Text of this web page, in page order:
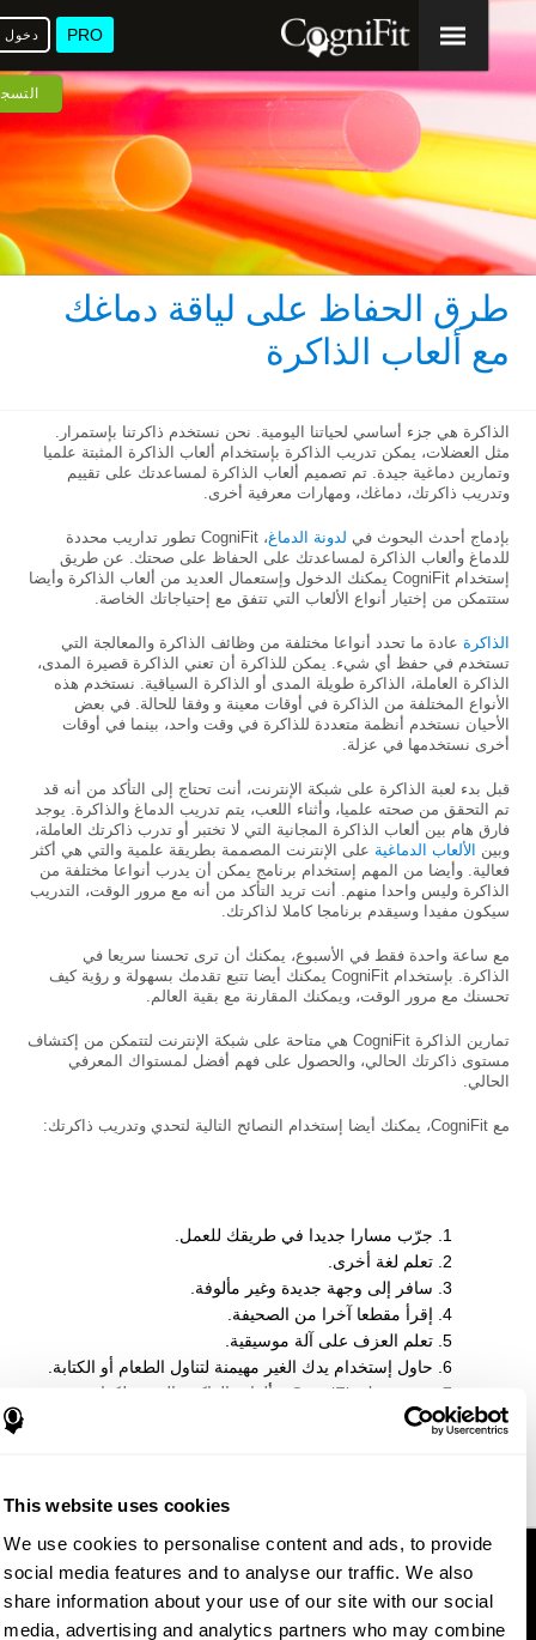
This website uses cookies
We use cookies to personalise content and ads, to provide
social media features and to analyse our traffic. We also
share information about your use of our site with our social
media, advertising and analytics partners who may combine
PRO دخول
التسجيل
طرق الحفاظ على لياقة دماغك
مع ألعاب الذاكرة
الذاكرة هي جزء أساسي لحياتنا اليومية. نحن نستخدم ذاكرتنا بإستمرار.
مثل العضلات، يمكن تدريب الذاكرة بإستخدام ألعاب الذاكرة المثبتة علميا
وتمارين دماغية جيدة. تم تصميم ألعاب الذاكرة لمساعدتك على تقييم
وتدريب ذاكرتك، دماغك، ومهارات معرفية أخرى.
بإدماج أحدث البحوث فيلدونة الدماغ
، CogniFit تطور تداريب محددة
للدماغ وألعاب الذاكرة لمساعدتك على الحفاظ على صحتك. عن طريق
إستخدام CogniFit يمكنك الدخول وإستعمال العديد من ألعاب الذاكرة وأيضا
ستتمكن من إختيار أنواع الألعاب التي تتفق مع إحتياجاتك الخاصة.
الذاكرةعادة ما تحدد أنواعا مختلفة من وظائف الذاكرة والمعالجة التي
تستخدم في حفظ أي شيء. يمكن للذاكرة أن تعني الذاكرة قصيرة المدى،
الذاكرة العاملة، الذاكرة طويلة المدى أو الذاكرة السياقية. نستخدم هذه
الأنواع المختلفة من الذاكرة في أوقات معينة و وفقا للحالة. في بعض
الأحيان نستخدم أنظمة متعددة للذاكرة في وقت واحد، بينما في أوقات
أخرى نستخدمها في عزلة.
قبل بدء لعبة الذاكرة على شبكة الإنترنت، أنت تحتاج إلى التأكد من أنه قد
تم التحقق من صحته علميا، وأثناء اللعب، يتم تدريب الدماغ والذاكرة. يوجد
فارق هام بين ألعاب الذاكرة المجانية التي لا تختبر أو تدرب ذاكرتك العاملة،
وبينالألعاب الدماغيةعلى الإنترنت المصممة بطريقة علمية والتي هي أكثر
فعالية. وأيضا من المهم إستخدام برنامج يمكن أن يدرب أنواعا مختلفة من
الذاكرة وليس واحدا منهم. أنت تريد التأكد من أنه مع مرور الوقت، التدريب
سيكون مفيدا وسيقدم برنامجا كاملا لذاكرتك.
مع ساعة واحدة فقط في الأسبوع، يمكنك أن ترى تحسنا سريعا في
الذاكرة. بإستخدام CogniFit يمكنك أيضا تتبع تقدمك بسهولة و رؤية كيف
تحسنك مع مرور الوقت، ويمكنك المقارنة مع بقية العالم.
تمارين الذاكرة CogniFit هي متاحة على شبكة الإنترنت لتتمكن من إكتشاف
مستوى ذاكرتك الحالي، والحصول على فهم أفضل لمستواك المعرفي
الحالي.
جرّب مسارا جديدا في طريقك للعمل.
تعلم لغة أخرى.
سافر إلى وجهة جديدة وغير مألوفة.
إقرأ مقطعا آخرا من الصحيفة.
تعلم العزف على آلة موسيقية.
حاول إستخدام يدك الغير مهيمنة لتناول الطعام أو الكتابة.
قم بتدريبك CogniFit وبألعاب الذاكرة التي يملكها.
قمبتدريب العقل